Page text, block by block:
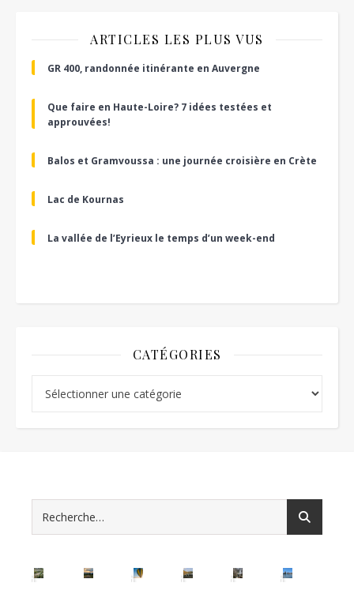
ARTICLES LES PLUS VUS
GR 400, randonnée itinérante en Auvergne
Que faire en Haute-Loire? 7 idées testées et
approuvées!
Balos et Gramvoussa : une journée croisière en Crète
Lac de Kournas
La vallée de l’Eyrieux le temps d’un week-end
CATÉGORIES